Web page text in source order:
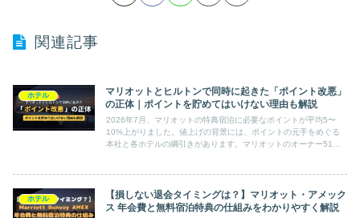
関連記事
ホテル
マリオットとヒルトンで同時に起きた「ポイント改悪」
の正体｜ポイントを貯めてはいけない理由も解説
2026年7月、マリオットの特典宿泊に必要なポイントが平均5〜
10%上がりました。値上げの背景には、ポイントの元手をめぐる
本社と各ホテルの綱引きがあります。マリオットのオーナー51社
ホテル
【損しない退会タイミングは？】マリオット・アメック
ス 年会費と無料宿泊特典の仕組みをわかりやすく解説